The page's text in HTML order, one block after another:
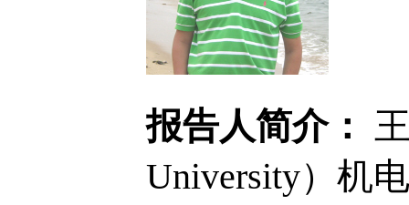
报告人简介：
University）机